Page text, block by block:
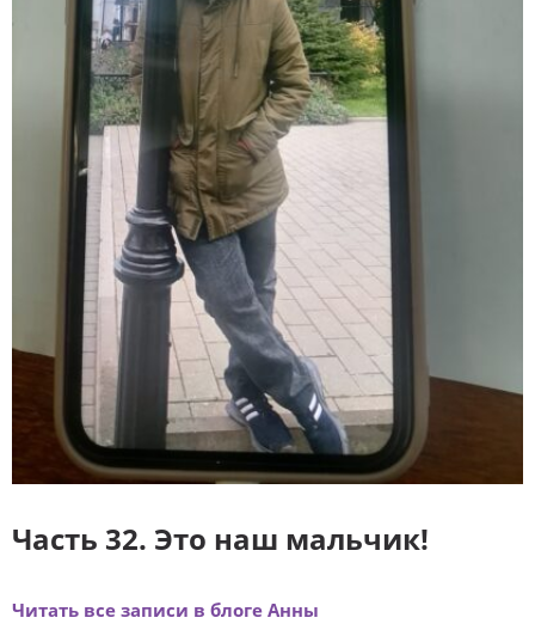
Часть 32. Это наш мальчик!
Читать все записи в блоге Анны